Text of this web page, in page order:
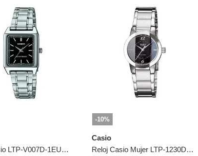
Reloj Casio LTP-V007D-1EUDF Para Mujer
-10%
Casio
Reloj Casio Mujer LTP-1230D-1CDF